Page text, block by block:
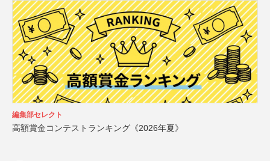
編集部セレクト
高額賞金コンテストランキング《2026年夏》